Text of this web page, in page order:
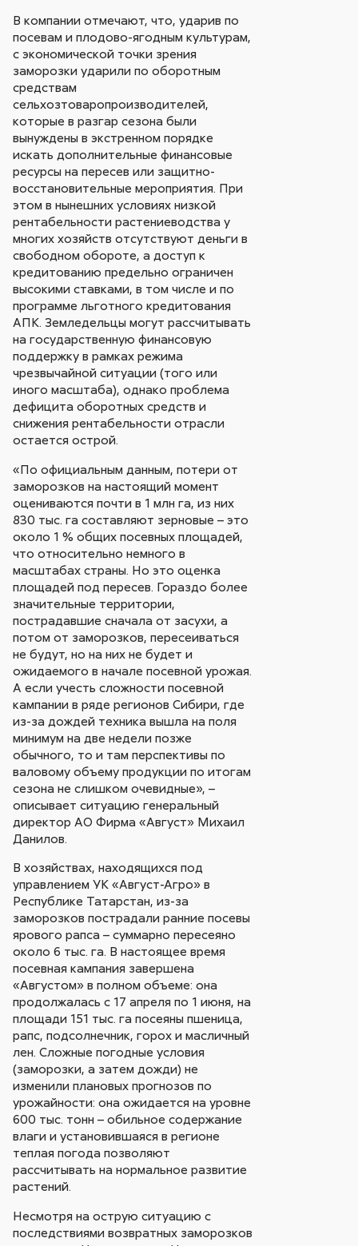
В компании отмечают, что, ударив по
посевам и плодово-ягодным культурам,
с экономической точки зрения
заморозки ударили по оборотным
средствам
сельхозтоваропроизводителей,
которые в разгар сезона были
вынуждены в экстренном порядке
искать дополнительные финансовые
ресурсы на пересев или защитно-
восстановительные мероприятия. При
этом в нынешних условиях низкой
рентабельности растениеводства у
многих хозяйств отсутствуют деньги в
свободном обороте, а доступ к
кредитованию предельно ограничен
высокими ставками, в том числе и по
программе льготного кредитования
АПК. Земледельцы могут рассчитывать
на государственную финансовую
поддержку в рамках режима
чрезвычайной ситуации (того или
иного масштаба), однако проблема
дефицита оборотных средств и
снижения рентабельности отрасли
остается острой.
«По официальным данным, потери от
заморозков на настоящий момент
оцениваются почти в 1 млн га, из них
830 тыс. га составляют зерновые – это
около 1 % общих посевных площадей,
что относительно немного в
масштабах страны. Но это оценка
площадей под пересев. Гораздо более
значительные территории,
пострадавшие сначала от засухи, а
потом от заморозков, пересеиваться
не будут, но на них не будет и
ожидаемого в начале посевной урожая.
А если учесть сложности посевной
кампании в ряде регионов Сибири, где
из-за дождей техника вышла на поля
минимум на две недели позже
обычного, то и там перспективы по
валовому объему продукции по итогам
сезона не слишком очевидные», –
описывает ситуацию генеральный
директор АО Фирма «Август» Михаил
Данилов.
В хозяйствах, находящихся под
управлением УК «Август-Агро» в
Республике Татарстан, из-за
заморозков пострадали ранние посевы
ярового рапса – суммарно пересеяно
около 6 тыс. га. В настоящее время
посевная кампания завершена
«Августом» в полном объеме: она
продолжалась с 17 апреля по 1 июня, на
площади 151 тыс. га посеяны пшеница,
рапс, подсолнечник, горох и масличный
лен. Сложные погодные условия
(заморозки, а затем дожди) не
изменили плановых прогнозов по
урожайности: она ожидается на уровне
600 тыс. тонн – обильное содержание
влаги и установившаяся в регионе
теплая погода позволяют
рассчитывать на нормальное развитие
растений.
Несмотря на острую ситуацию с
последствиями возвратных заморозков